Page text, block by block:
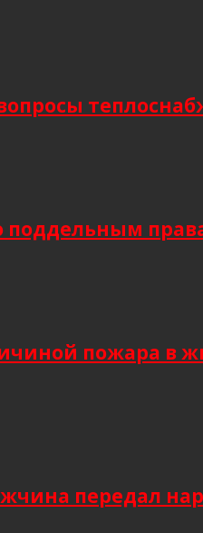
поддельным
пожара в
передал